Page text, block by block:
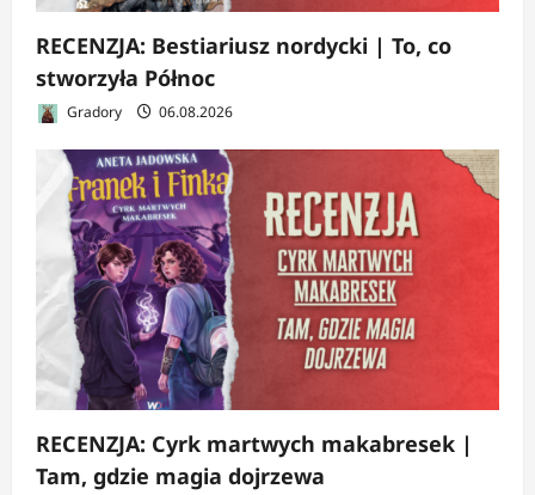
RECENZJA: Bestiariusz nordycki | To, co
stworzyła Północ
Gradory 06.08.2026
RECENZJA: Cyrk martwych makabresek |
Tam, gdzie magia dojrzewa